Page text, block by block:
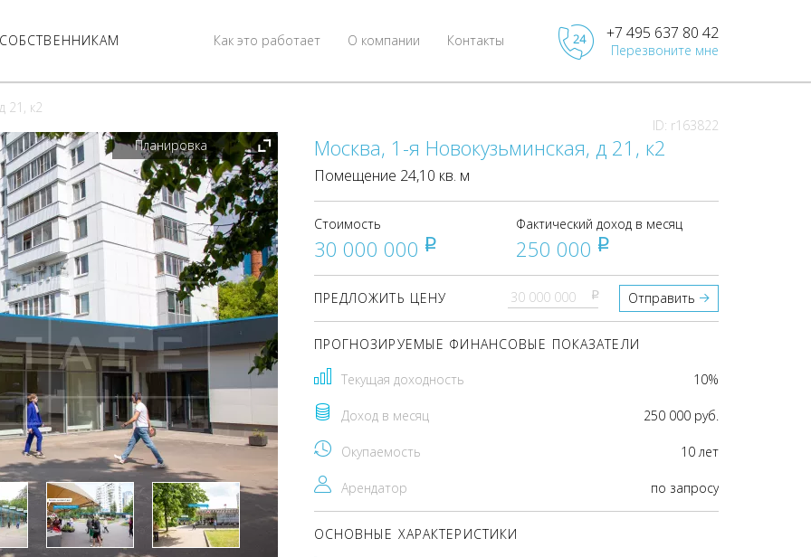
Контакты
О компании
Как это работает +7 495 637 80 42
Перезвоните мне
21, к2
ID: r163822
Планировка
Москва, 1-я Новокузьминская, д 21, к2
Помещение 24,10 кв. м
Стоимость
30 000 000 pуб
Фактический доход в месяц
250 000 pуб
ПРЕДЛОЖИТЬ ЦЕНУ pуб Отправить
ПРОГНОЗИРУЕМЫЕ ФИНАНСОВЫЕ ПОКАЗАТЕЛИ
Текущая доходность 10%
Доход в месяц 250 000 руб.
Окупаемость 10 лет
Арендатор по запросу
ОСНОВНЫЕ ХАРАКТЕРИСТИКИ